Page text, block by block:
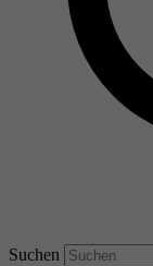
Suchen